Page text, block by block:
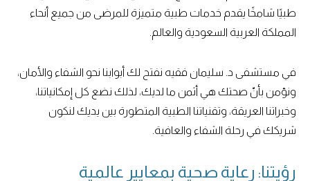
طبيًا شامخًا يقدم خدمات طبية متميزة للمرضى من جميع أنحاء
المملكة العربية السعودية والعالم.
في مستشفى د. سليمان فقيه نفتح لك أبوابنا نحو الشفاء والأمان،
ونؤمن بأنّ صحتك هي أثمن ما لديك، لذلك نضع كل إمكانياتنا،
وخبراتنا العريقة، وتقنياتنا الطبية المتطورة بين يديك لنكون
شريكك في رحلة الشفاء والعافية.
رؤيتنا: رعاية صحية بمعايير عالمية